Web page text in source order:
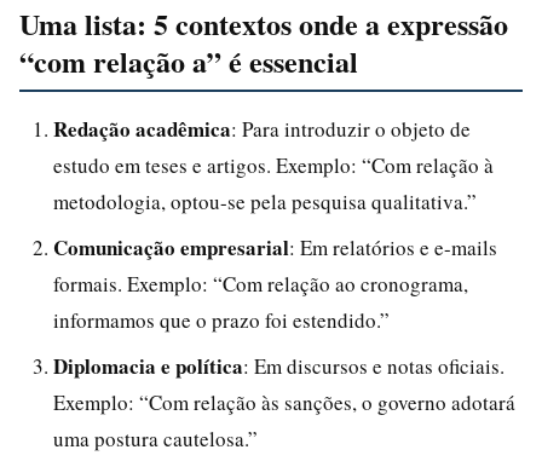
Uma lista: 5 contextos onde a expressão
“com relação a” é essencial
Redação acadêmica: Para introduzir o objeto de
estudo em teses e artigos. Exemplo: “Com relação à
metodologia, optou-se pela pesquisa qualitativa.”
Comunicação empresarial: Em relatórios e e-mails
formais. Exemplo: “Com relação ao cronograma,
informamos que o prazo foi estendido.”
Diplomacia e política: Em discursos e notas oficiais.
Exemplo: “Com relação às sanções, o governo adotará
uma postura cautelosa.”